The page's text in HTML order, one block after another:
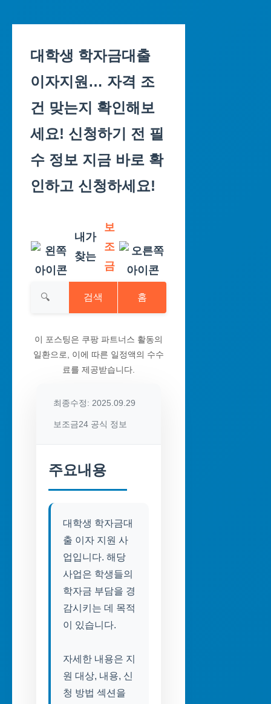
content
대학생 학자금대출
이자지원… 자격 조
건 맞는지 확인해보
세요! 신청하기 전 필
수 정보 지금 바로 확
인하고 신청하세요!
내가
찾는
보
조
금
검색 홈
이 포스팅은 쿠팡 파트너스 활동의
일환으로, 이에 따른 일정액의 수수
료를 제공받습니다.
최종수정: 2025.09.29
보조금24 공식 정보
주요내용
대학생 학자금대
출 이자 지원 사
업입니다. 해당
사업은 학생들의
학자금 부담을 경
감시키는 데 목적
이 있습니다.
자세한 내용은 지
원 대상, 내용, 신
청 방법 섹션을